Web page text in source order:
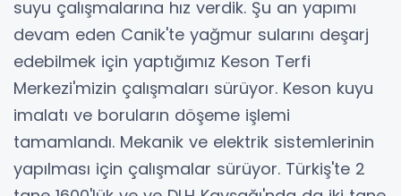
suyu çalışmalarına hız verdik. Şu an yapımı
devam eden Canik'te yağmur sularını deşarj
edebilmek için yaptığımız Keson Terfi
Merkezi'mizin çalışmaları sürüyor. Keson kuyu
imalatı ve boruların döşeme işlemi
tamamlandı. Mekanik ve elektrik sistemlerinin
yapılması için çalışmalar sürüyor. Türkiş'te 2